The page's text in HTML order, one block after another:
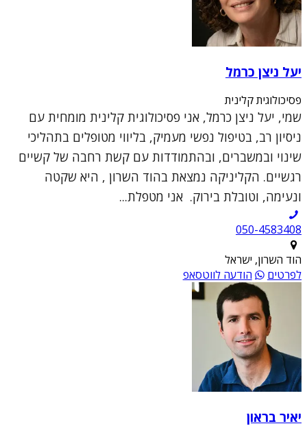
יעל ניצן כרמל
פסיכולוגית קלינית
שמי, יעל ניצן כרמל, אני פסיכולוגית קלינית מומחית עם
ניסיון רב, בטיפול נפשי מעמיק, בליווי מטופלים בתהליכי
שינוי ובמשברים, ובהתמודדות עם קשת רחבה של קשיים
רגשיים. הקליניקה נמצאת בהוד השרון , היא שקטה
ונעימה, וטובלת בירוק. אני מטפלת...
050-4583408
הוד השרון, ישראל
לפרטים
הודעה לווטסאפ
יאיר בראון